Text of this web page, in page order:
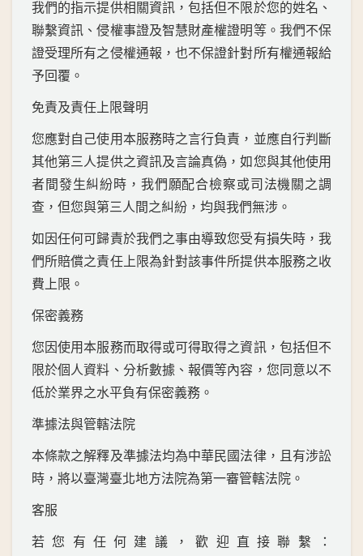
我們的指示提供相關資訊，包括但不限於您的姓名、
聯繫資訊、侵權事證及智慧財產權證明等。我們不保
證受理所有之侵權通報，也不保證針對所有權通報給
予回覆。
免責及責任上限聲明
您應對自己使用本服務時之言行負責，並應自行判斷
其他第三人提供之資訊及言論真偽，如您與其他使用
者間發生糾紛時，我們願配合檢察或司法機關之調
查，但您與第三人間之糾紛，均與我們無涉。
如因任何可歸責於我們之事由導致您受有損失時，我
們所賠償之責任上限為針對該事件所提供本服務之收
費上限。
保密義務
您因使用本服務而取得或可得取得之資訊，包括但不
限於個人資料、分析數據、報價等內容，您同意以不
低於業界之水平負有保密義務。
準據法與管轄法院
本條款之解釋及準據法均為中華民國法律，且有涉訟
時，將以臺灣臺北地方法院為第一審管轄法院。
客服
若您有任何建議，歡迎直接聯繫：